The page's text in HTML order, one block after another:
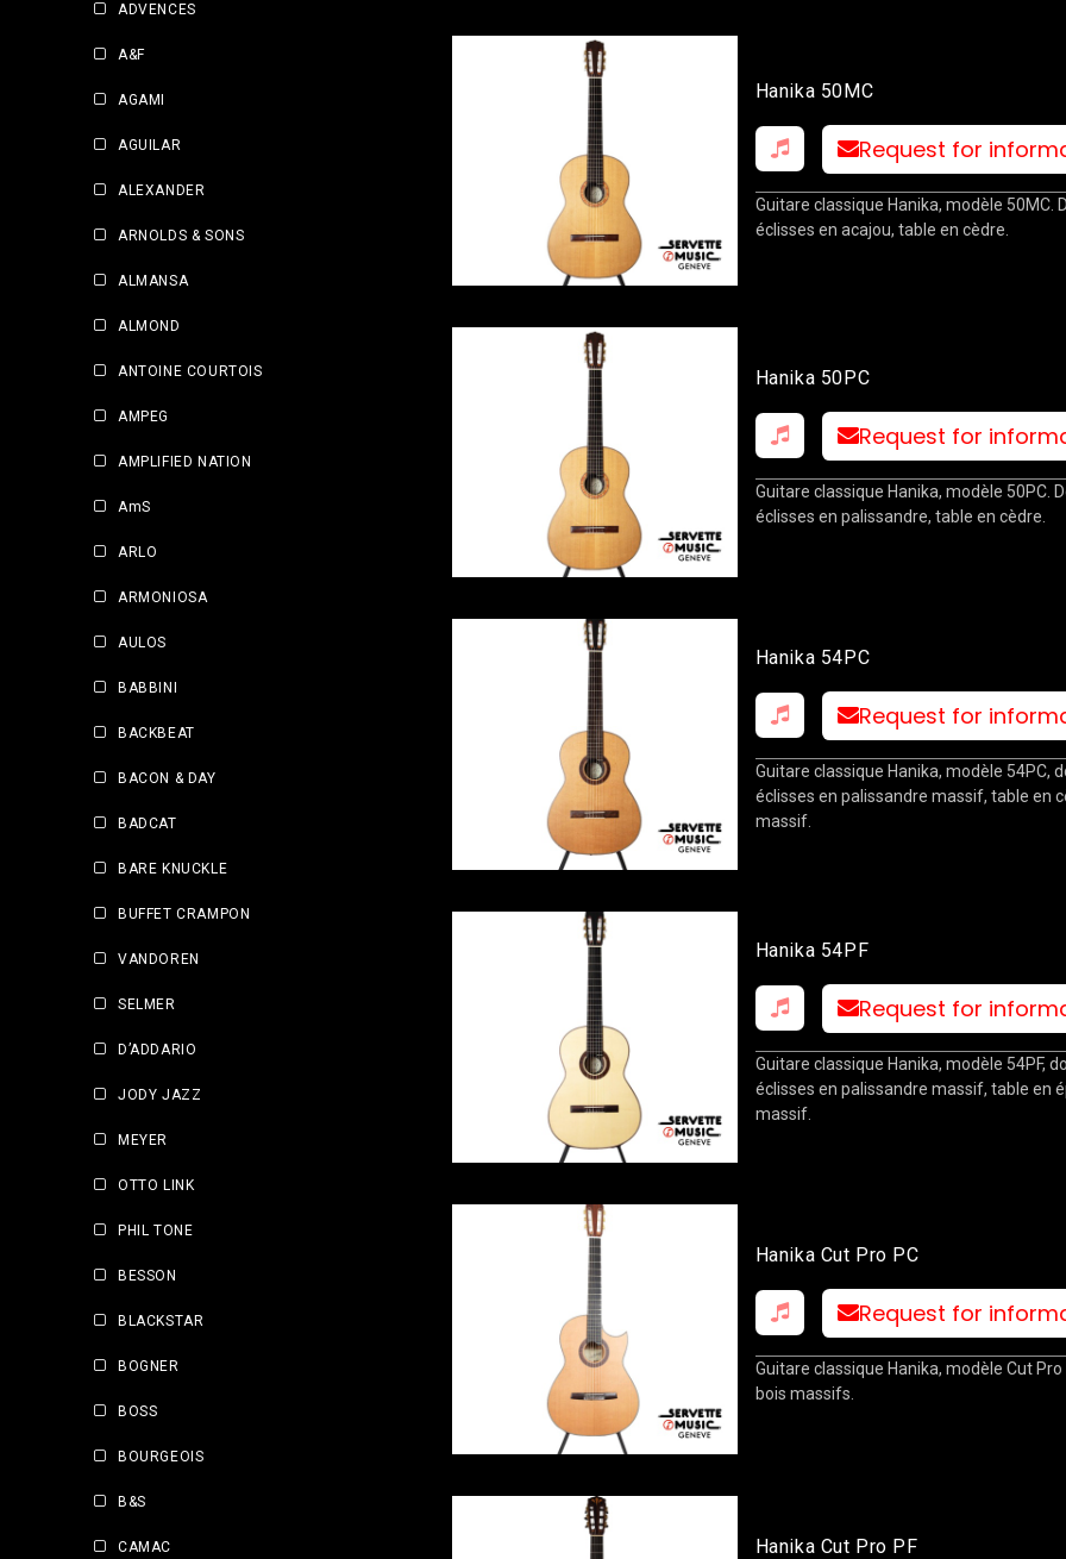
ADVENCES
A&F
AGAMI
AGUILAR
ALEXANDER
ARNOLDS & SONS
ALMANSA
ALMOND
ANTOINE COURTOIS
AMPEG
AMPLIFIED NATION
AmS
ARLO
ARMONIOSA
AULOS
BABBINI
BACKBEAT
BACON & DAY
BADCAT
BARE KNUCKLE
BUFFET CRAMPON
VANDOREN
SELMER
D’ADDARIO
JODY JAZZ
MEYER
OTTO LINK
PHIL TONE
BESSON
BLACKSTAR
BOGNER
BOSS
BOURGEOIS
B&S
CAMAC
Hanika 50MC
Request for
Guitare classique Hanika, modèle 50MC.
éclisses en acajou, table en cèdre.
Hanika 50PC
Request for
Guitare classique Hanika, modèle 50PC.
éclisses en palissandre, table en cèdre.
Hanika 54PC
Request for
Guitare classique Hanika, modèle 54PC,
éclisses en palissandre massif, table en
massif.
Hanika 54PF
Request for
Guitare classique Hanika, modèle 54PF,
éclisses en palissandre massif, table en
massif.
Hanika Cut Pro PC
Request for
Guitare classique Hanika, modèle Cut Pro
bois massifs.
Hanika Cut Pro PF